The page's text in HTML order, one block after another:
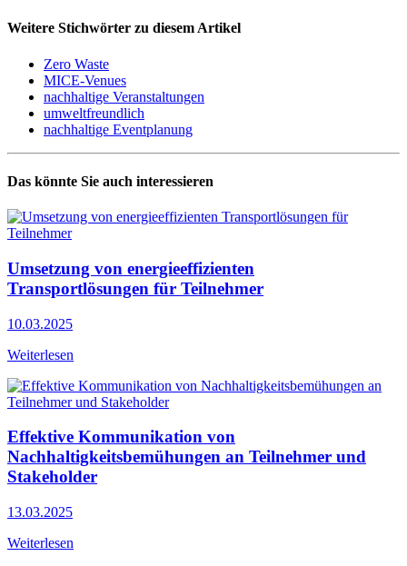
Weitere Stichwörter zu diesem Artikel
Zero Waste
MICE-Venues
nachhaltige Veranstaltungen
umweltfreundlich
nachhaltige Eventplanung
Das könnte Sie auch interessieren
Umsetzung von energieeffizienten
Transportlösungen für Teilnehmer
10.03.2025
Weiterlesen
Effektive Kommunikation von
Nachhaltigkeitsbemühungen an Teilnehmer und
Stakeholder
13.03.2025
Weiterlesen